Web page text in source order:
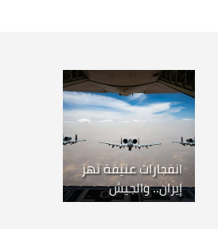
انفجارات عنيفة تهز
إيران.. والجيش
الأمريكي: نفذنا ضربات